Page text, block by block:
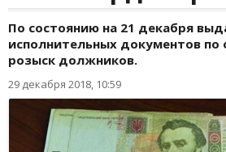
По состоянию на 21 декабря
исполнительных документов по
розыск должников.
29 декабря 2018, 10:59